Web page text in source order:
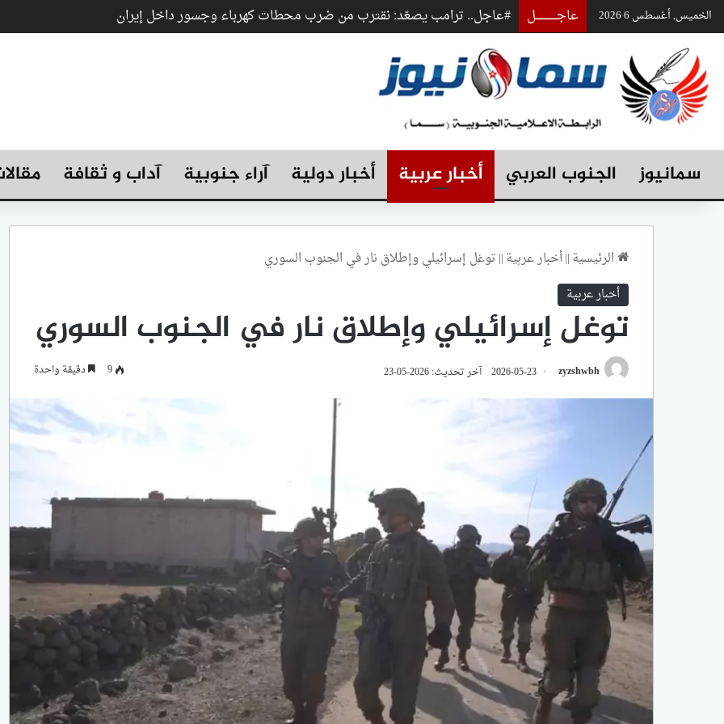
الخميس, أغسطس 6 2026 عاجـــــــــــــل #عاجل.. ترامب يصعّد: نقترب من ضرب محطات كهرباء وجسور داخل إيران
سمانيوز الجنوب العربي أخبار عربية أخبار دولية آراء جنوبية آداب و ثقافة
الرئيسية||أخبار عربية||توغل إسرائيلي وإطلاق نار في الجنوب السوري
أخبار عربية
توغل إسرائيلي وإطلاق نار في الجنوب السوري
zyzshwbh
2026-05-23 آخر تحديث: 2026-05-23 9 دقيقة واحدة